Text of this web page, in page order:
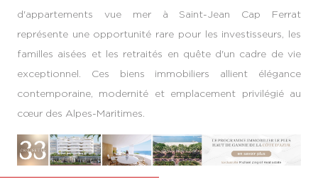
d'appartements vue mer à Saint-Jean Cap Ferrat
représente une opportunité rare pour les investisseurs, les
familles aisées et les retraités en quête d'un cadre de vie
exceptionnel. Ces biens immobiliers allient élégance
contemporaine, modernité et emplacement privilégié au
cœur des Alpes-Maritimes.